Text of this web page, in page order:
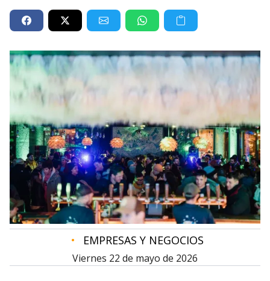
• EMPRESAS Y NEGOCIOS
viernes 22 de mayo de 2026